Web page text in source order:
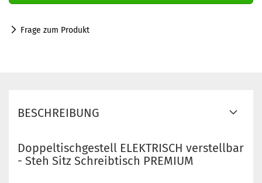
Frage zum Produkt
BESCHREIBUNG
Doppeltischgestell ELEKTRISCH verstellbar
- Steh Sitz Schreibtisch PREMIUM